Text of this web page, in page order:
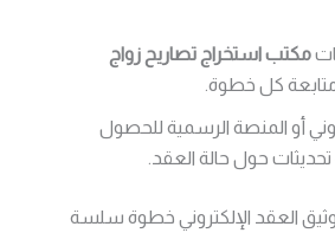
مكتب استخراج تصاريح زواج
كل خطوة.
أو المنصة الرسمية للحصول
حول حالة العقد.
العقد الإلكتروني خطوة سلسة